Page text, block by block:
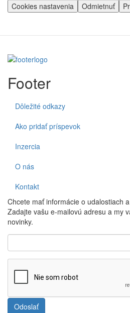
Cookies nastavenia
Odmietnuť
Footer
Dôležité odkazy
Ako pridať príspevok
Inzercia
O nás
Kontakt
Chcete mať informácie o udalostiach
Zadajte vašu e-mailovú adresu a my
novinky.
Odoslať